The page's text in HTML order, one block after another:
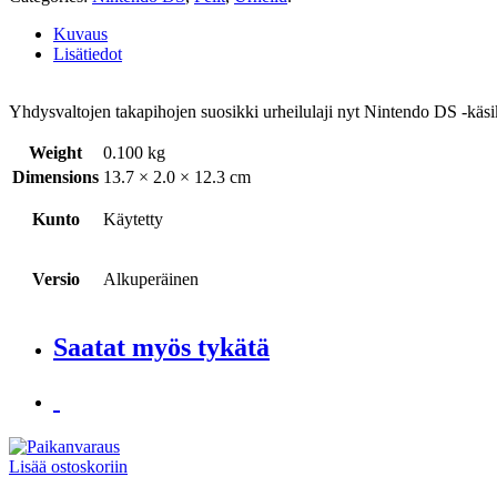
Kuvaus
Lisätiedot
Yhdysvaltojen takapihojen suosikki urheilulaji nyt Nintendo DS -
Weight
0.100 kg
Dimensions 13.7 × 2.0 × 12.3 cm
Kunto Käytetty
Versio Alkuperäinen
Saatat myös tykätä
Lisää ostoskoriin